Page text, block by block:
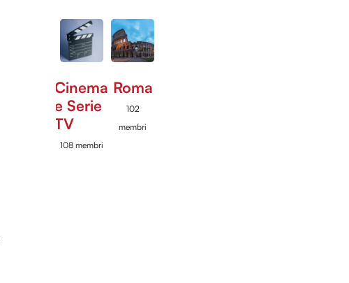
Cinema
e Serie
TV
108 membri
Roma
102
membri